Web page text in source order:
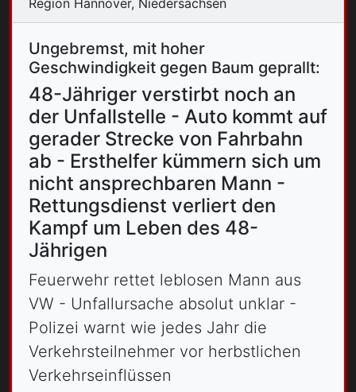
Ungebremst, mit hoher
Geschwindigkeit gegen Baum geprallt:
48-Jähriger verstirbt noch an
der Unfallstelle - Auto kommt auf
gerader Strecke von Fahrbahn
ab - Ersthelfer kümmern sich um
nicht ansprechbaren Mann -
Rettungsdienst verliert den
Kampf um Leben des 48-
Jährigen
Feuerwehr rettet leblosen Mann aus
VW - Unfallursache absolut unklar -
Polizei warnt wie jedes Jahr die
Verkehrsteilnehmer vor herbstlichen
Verkehrseinflüssen